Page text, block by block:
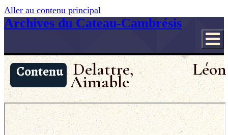
Aller au contenu principal
Archives du Cateau-Cambrésis
Contenu Delattre, Léon
Aimable